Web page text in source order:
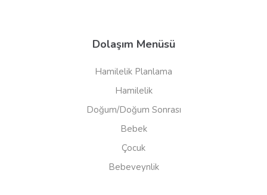
Dolaşım Menüsü
Hamilelik Planlama
Hamilelik
Doğum/Doğum Sonrası
Bebek
Çocuk
Bebeveynlik